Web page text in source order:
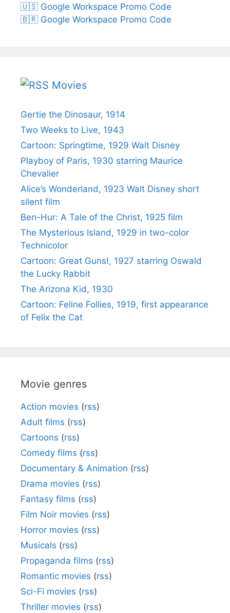
🇺🇸 Google Workspace Promo Code
🇧🇷 Google Workspace Promo Code
Movies
Gertie the Dinosaur, 1914
Two Weeks to Live, 1943
Cartoon: Springtime, 1929 Walt Disney
Playboy of Paris, 1930 starring Maurice
Chevalier
Alice’s Wonderland, 1923 Walt Disney short
silent film
Ben-Hur: A Tale of the Christ, 1925 film
The Mysterious Island, 1929 in two-color
Technicolor
Cartoon: Great Guns!, 1927 starring Oswald
the Lucky Rabbit
The Arizona Kid, 1930
Cartoon: Feline Follies, 1919, first appearance
of Felix the Cat
Movie genres
Action movies (rss)
Adult films (rss)
Cartoons (rss)
Comedy films (rss)
Documentary & Animation (rss)
Drama movies (rss)
Fantasy films (rss)
Film Noir movies (rss)
Horror movies (rss)
Musicals (rss)
Propaganda films (rss)
Romantic movies (rss)
Sci-Fi movies (rss)
Thriller movies (rss)